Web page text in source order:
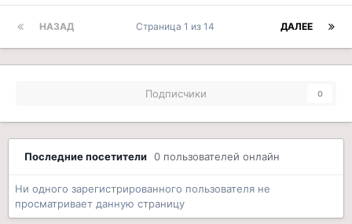
НАЗАД ДАЛЕЕ
Страница 1 из 14
Подписчики 0
Последние посетители 0 пользователей онлайн
Ни одного зарегистрированного пользователя не
просматривает данную страницу